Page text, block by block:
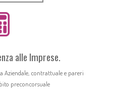
alle Imprese.
Aziendale, contrattuale e pareri
preconcorsuale